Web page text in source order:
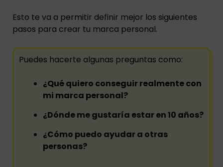
Esto te va a permitir definir mejor los siguientes
pasos para crear tu marca personal.
Puedes hacerte algunas preguntas como:
¿Qué quiero conseguir realmente con
mi marca personal?
¿Dónde me gustaría estar en 10 años?
¿Cómo puedo ayudar a otras
personas?